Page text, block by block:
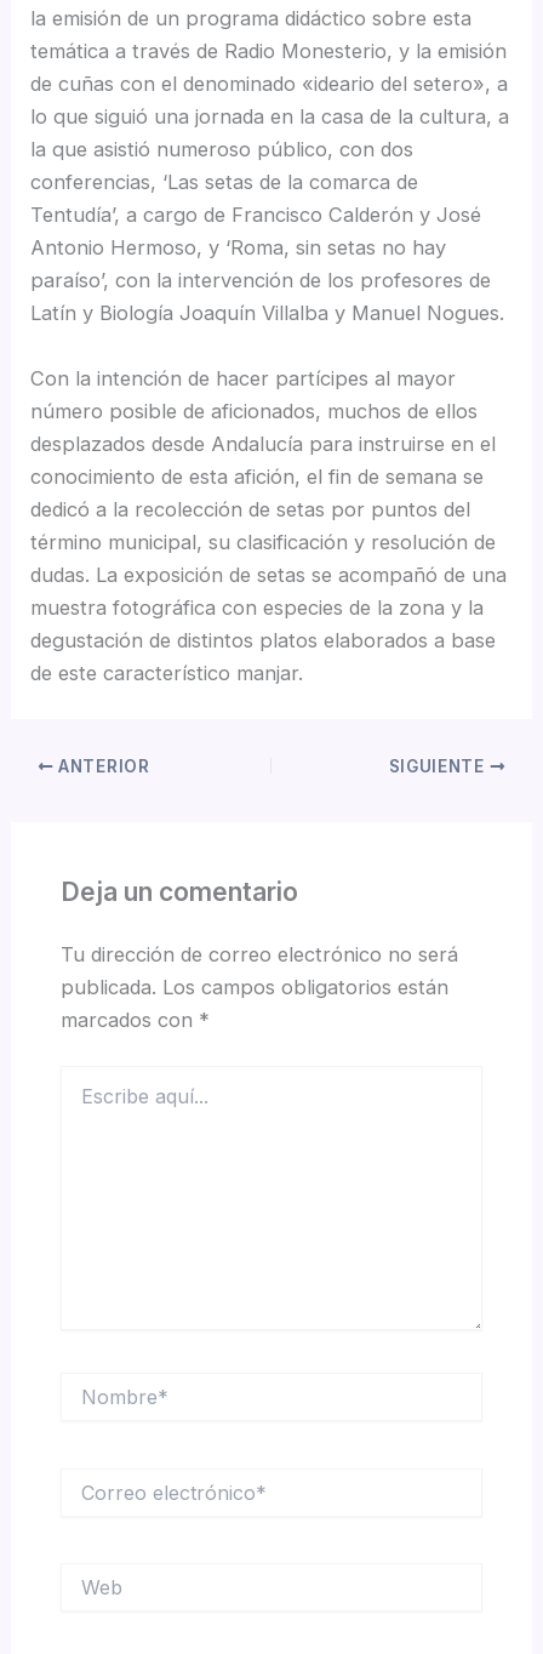
la emisión de un programa didáctico sobre esta
temática a través de Radio Monesterio, y la emisión
de cuñas con el denominado «ideario del setero», a
lo que siguió una jornada en la casa de la cultura, a
la que asistió numeroso público, con dos
conferencias, ‘Las setas de la comarca de
Tentudía’, a cargo de Francisco Calderón y José
Antonio Hermoso, y ‘Roma, sin setas no hay
paraíso’, con la intervención de los profesores de
Latín y Biología Joaquín Villalba y Manuel Nogues.
Con la intención de hacer partícipes al mayor
número posible de aficionados, muchos de ellos
desplazados desde Andalucía para instruirse en el
conocimiento de esta afición, el fin de semana se
dedicó a la recolección de setas por puntos del
término municipal, su clasificación y resolución de
dudas. La exposición de setas se acompañó de una
muestra fotográfica con especies de la zona y la
degustación de distintos platos elaborados a base
de este característico manjar.
ANTERIOR SIGUIENTE
Deja un comentario
Tu dirección de correo electrónico no será
publicada. Los campos obligatorios están
marcados con *
aquí...
electrónico*